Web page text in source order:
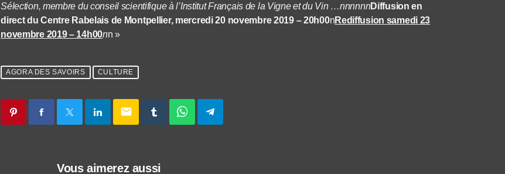
Sélection, membre du conseil scientifique à l’Institut Français de la Vigne et du Vin …nnnnnnDiffusion en
direct du Centre Rabelais de Montpellier, mercredi 20 novembre 2019 – 20h00nRediffusion samedi 23
novembre 2019 – 14h00nn »
AGORA DES SAVOIRS CULTURE
email
Vous aimerez aussi